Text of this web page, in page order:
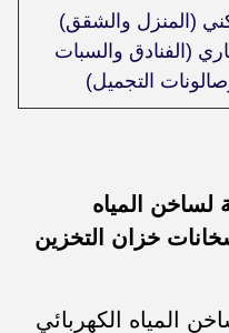
(المنزل والشقق)
(الفنادق والسبات
التجميل)
لساخن المياه
خزان التخزين
المياه الكهربائي